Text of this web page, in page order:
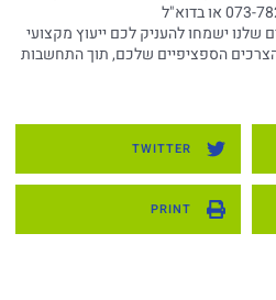
שלנו ישמחו להעניק לכם ייעוץ מקצועי
הספציפיים שלכם, תוך התחשבות
TWITTER
PRINT